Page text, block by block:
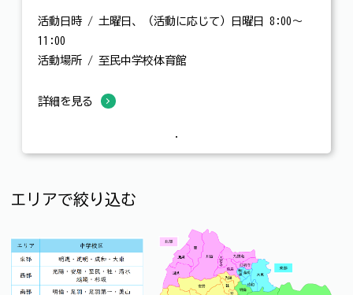
活動日時 / 土曜日、（活動に応じて）日曜日 8:00～
11:00
活動場所 / 至民中学校体育館
詳細を見る
エリアで絞り込む